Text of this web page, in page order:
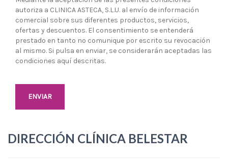
autoriza a CLINICA ASTECA, S.L.U. al envío de información
comercial sobre sus diferentes productos, servicios,
ofertas y descuentos. El consentimiento se entenderá
prestado en tanto no comunique por escrito su revocación
al mismo. Si pulsa en enviar, se considerarán aceptadas las
condiciones aquí descritas.
DIRECCIÓN CLÍNICA BELESTAR